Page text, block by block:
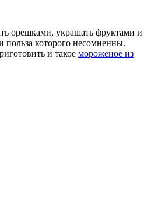
орешками, украшать фруктами и
польза которого несомненны.
и такое мороженое из